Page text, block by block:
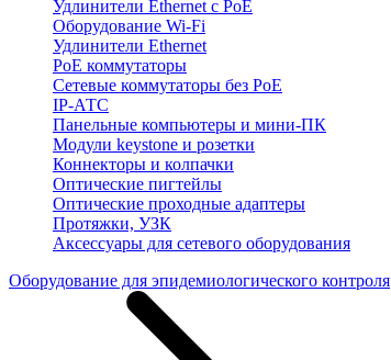
Удлинители Ethernet с PoE
Оборудование Wi-Fi
Удлинители Ethernet
PoE коммутаторы
Сетевые коммутаторы без PoE
IP-АТС
Панельные компьютеры и мини-ПК
Модули keystone и розетки
Коннекторы и колпачки
Оптические пигтейлы
Оптические проходные адаптеры
Протяжки, УЗК
Аксессуары для сетевого оборудования
Оборудование для эпидемиологического контроля